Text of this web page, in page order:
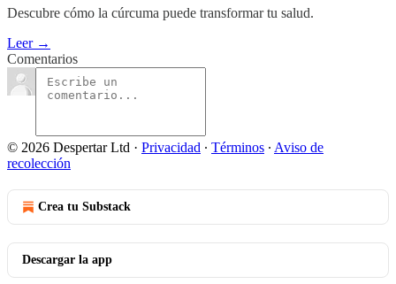
Descubre cómo la cúrcuma puede transformar tu salud.
Leer →
Comentarios
© 2026 Despertar Ltd · Privacidad ∙ Términos ∙ Aviso de
recolección
Crea tu Substack
Descargar la app